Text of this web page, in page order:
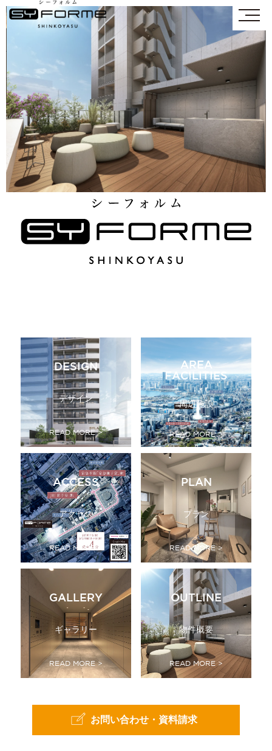
DESIGN
デザイン
READ MORE >
AREA
FACILITIES
周辺施設
READ MORE >
ACCESS
アクセス
READ MORE >
PLAN
プラン
READ MORE >
GALLERY
ギャラリー
READ MORE >
OUTLINE
物件概要
READ MORE >
お問い合わせ・資料請求